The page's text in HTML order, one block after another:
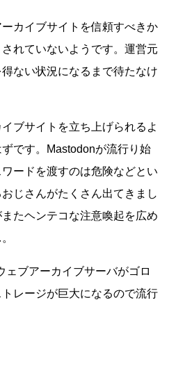
カイブサイトを信頼すべきか
れていないようです。運営元
ない状況になるまで待たなけ
ブサイトを立ち上げられるよ
です。Mastodonが流行り始
ードを渡すのは危険などとい
じさんがたくさん出てきまし
たヘンテコな注意喚起を広め
ェブアーカイブサーバがゴロ
レージが巨大になるので流行